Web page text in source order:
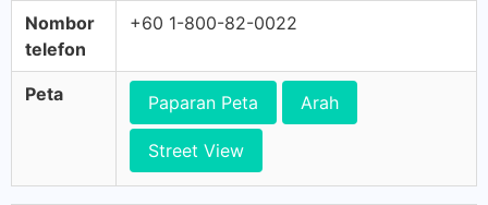
Nombor
telefon
+60 1-800-82-0022
Peta Paparan Peta Arah
Street View